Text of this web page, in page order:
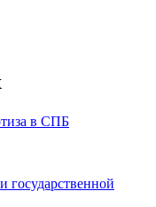
в СПБ
государственной